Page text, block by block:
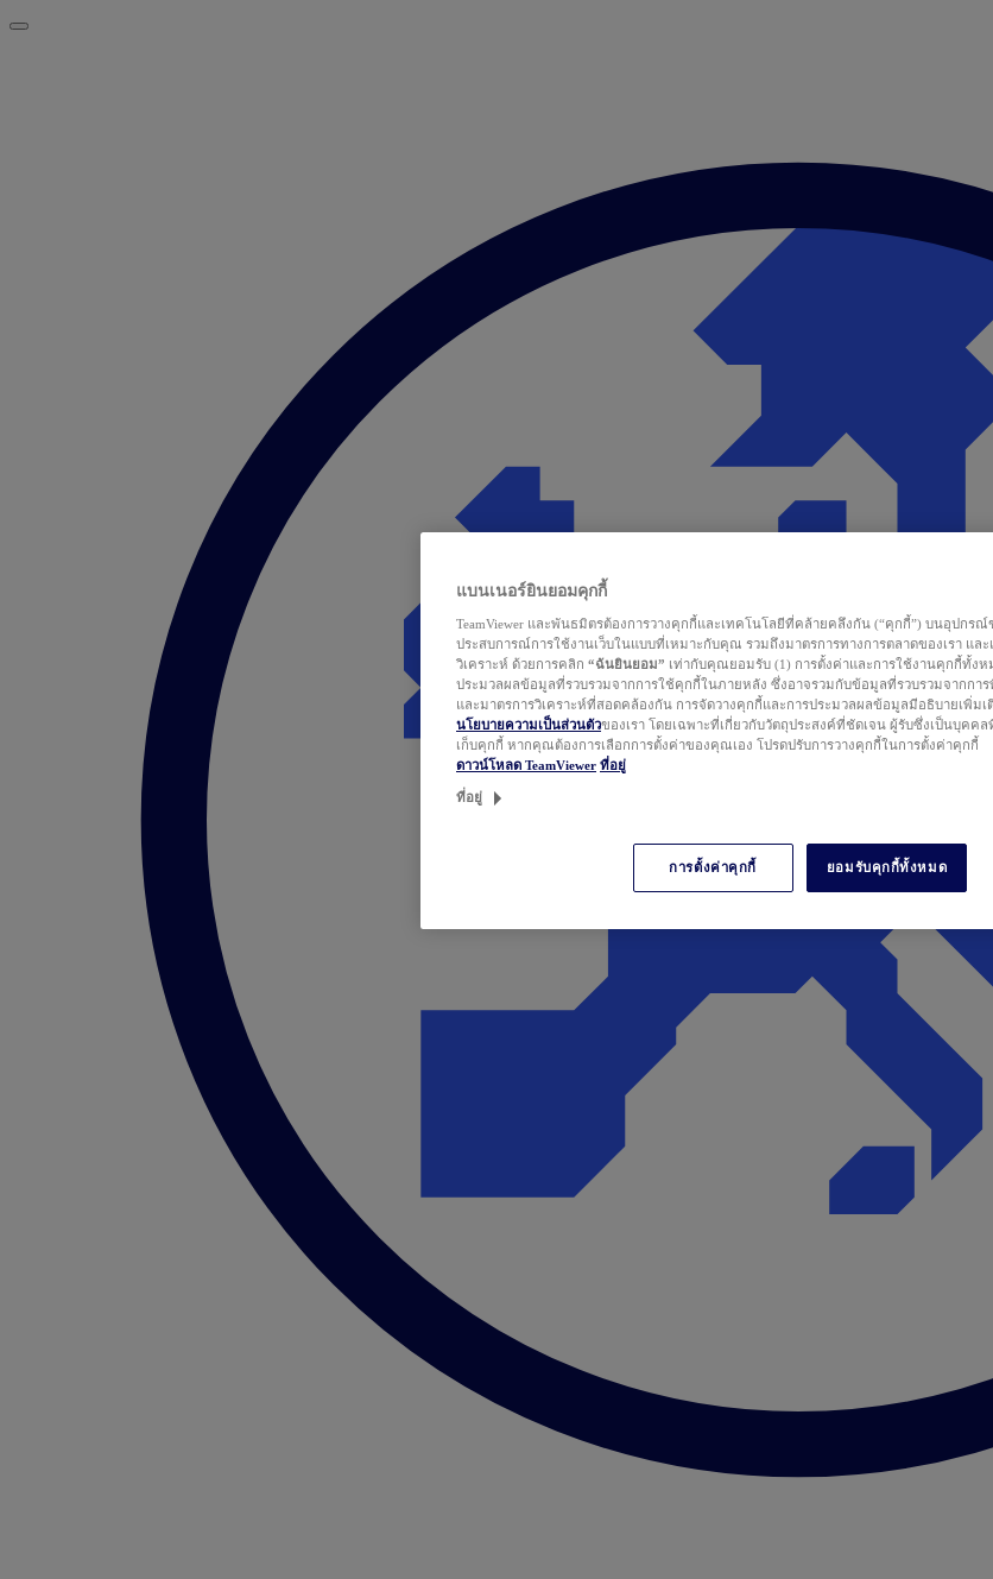
แบนเนอร์ยินยอมคุกกี้
TeamViewer และพันธมิตรต้องการวางคุกกี้และเทคโนโลยีที่คล้ายคลึงกัน (“คุกกี้”) บนอุปกร
ประสบการณ์การใช้งานเว็บในแบบที่เหมาะกับคุณ รวมถึงมาตรการทางการตลาดของเรา และ
วิเคราะห์ ด้วยการคลิก “ฉันยินยอม” เท่ากับคุณยอมรับ (1) การตั้งค่าและการใช้งานคุกกี้ทั้งห
ประมวลผลข้อมูลที่รวบรวมจากการใช้คุกกี้ในภายหลัง ซึ่งอาจรวมกับข้อมูลที่รวบรวมจากก
และมาตรการวิเคราะห์ที่สอดคล้องกัน การจัดวางคุกกี้และการประมวลผลข้อมูลมีอธิบายเพิ่มเ
นโยบายความเป็นส่วนตัวของเรา โดยเฉพาะที่เกี่ยวกับวัตถุประสงค์ที่ชัดเจน ผู้รับซึ่งเป็นบุคคล
เก็บคุกกี้ หากคุณต้องการเลือกการตั้งค่าของคุณเอง โปรดปรับการวางคุกกี้ในการตั้งค่าคุกกี้
ดาวน์โหลด TeamViewer ที่อยู่
ที่อยู่
การตั้งค่าคุกกี้ ยอมรับคุกกี้ทั้งหมด